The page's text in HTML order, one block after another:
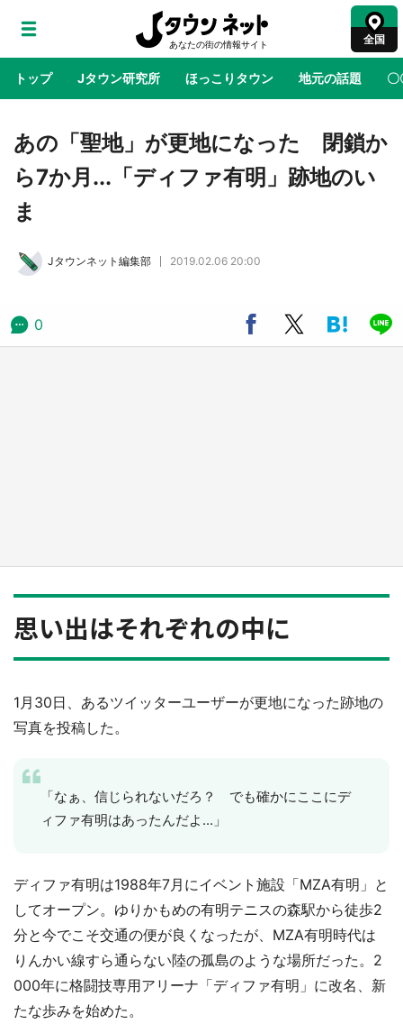
全国
トップ Jタウン研究所 ほっこりタウン 地元の話題 〇
地域×二次元 絶景 あの時はありがとう 物語がはじ
あの「聖地」が更地になった 閉鎖か
ら7か月...「ディファ有明」跡地のい
ま
Jタウンネット編集部 2019.02.06 20:00
0
思い出はそれぞれの中に
1月30日、あるツイッターユーザーが更地になった跡地の
写真を投稿した。
「なぁ、信じられないだろ？ でも確かにここにデ
ィファ有明はあったんだよ...」
ディファ有明は1988年7月にイベント施設「MZA有明」と
してオープン。ゆりかもめの有明テニスの森駅から徒歩2
分と今でこそ交通の便が良くなったが、MZA有明時代は
りんかい線すら通らない陸の孤島のような場所だった。2
000年に格闘技専用アリーナ「ディファ有明」に改名、新
たな歩みを始めた。